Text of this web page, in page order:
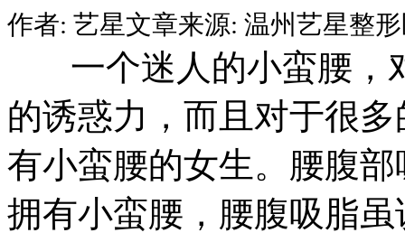
作者: 艺星文章来源: 温州艺星整
一个迷人的小蛮腰，
的诱惑力，而且对于很
有小蛮腰的女生。腰腹
拥有小蛮腰，腰腹吸脂